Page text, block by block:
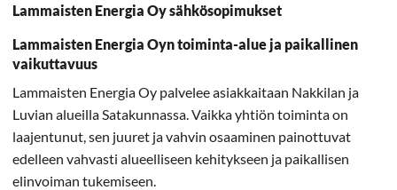
Lammaisten Energia Oy sähkösopimukset
Lammaisten Energia Oyn toiminta-alue ja paikallinen
vaikuttavuus
Lammaisten Energia Oy palvelee asiakkaitaan Nakkilan ja
Luvian alueilla Satakunnassa. Vaikka yhtiön toiminta on
laajentunut, sen juuret ja vahvin osaaminen painottuvat
edelleen vahvasti alueelliseen kehitykseen ja paikallisen
elinvoiman tukemiseen.